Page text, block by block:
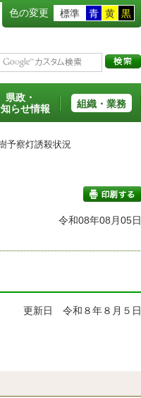
色の変更 標準 青 黄 黒
県政・
らせ情報
組織・業務
予察灯誘殺状況
印刷する
令和08年08月05日
更新日 令和８年８月５日